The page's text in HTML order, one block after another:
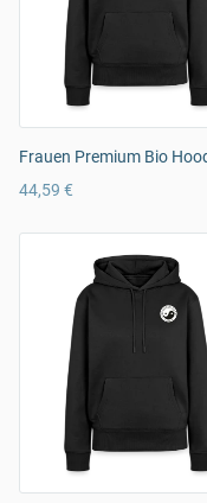
Frauen Premium Bio
44,59 €